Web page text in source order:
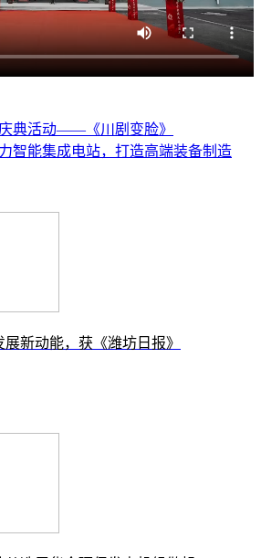
典活动——《川剧变脸》
智能集成电站，打造高端装备制造
新动能，获《潍坊日报》